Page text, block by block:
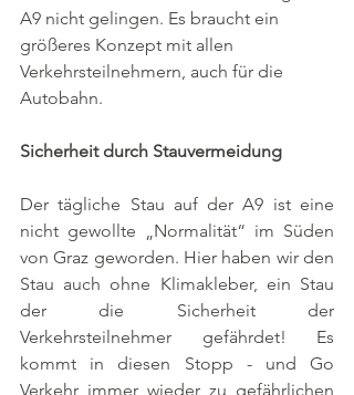
A9 nicht gelingen. Es braucht ein
größeres Konzept mit allen
Verkehrsteilnehmern, auch für die
Autobahn.
Sicherheit durch Stauvermeidung
Der tägliche Stau auf der A9 ist eine
nicht gewollte „Normalität“ im Süden
von Graz geworden. Hier haben wir den
Stau auch ohne Klimakleber, ein Stau
der die Sicherheit der
Verkehrsteilnehmer gefährdet! Es
kommt in diesen Stopp - und Go
Verkehr immer wieder zu gefährlichen